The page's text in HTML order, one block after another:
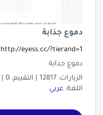
دموع جذابة
http://eyess.cc/?tierand=1
دموع جذابة
الزيارات: 12817 | التقييم: 0 | المقيّمين: 0 | الدولة:
اللغة: عربي